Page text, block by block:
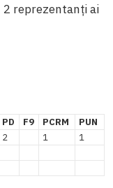
2 reprezentanți ai
PD F9 PCRM
PUN
2 1
1